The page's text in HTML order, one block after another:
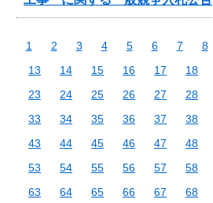
1 2 3 4 5 6 7 8
13
14 15 16 17 18
23
24 25 26 27 28
33
34 35 36 37 38
43
44 45 46 47 48
53
54 55 56 57 58
63
64 65 66 67 68